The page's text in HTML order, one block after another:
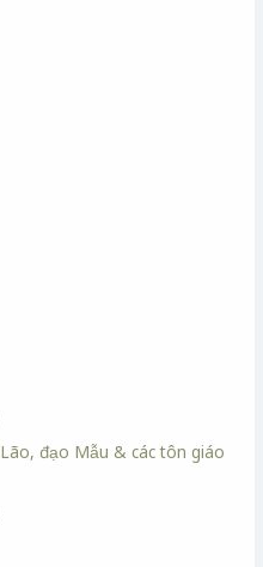
đạo Mẫu & các tôn giáo